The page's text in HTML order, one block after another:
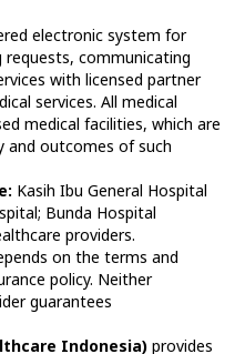
electronic system for
requests, communicating
with licensed partner
services. All medical
medical facilities, which are
and outcomes of such
Kasih Ibu General Hospital
Bunda Hospital
providers.
on the terms and
policy. Neither
guarantees
Indonesia) provides
ups